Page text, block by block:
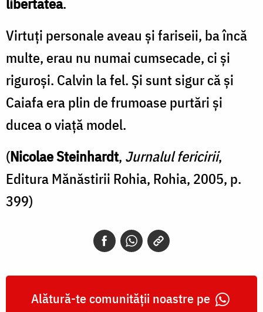
Virtuți personale aveau și fariseii, ba încă
multe, erau nu numai cumsecade, ci și
riguroși. Calvin la fel. Și sunt sigur că și
Caiafa era plin de frumoase purtări și
ducea o viață model.
(Nicolae Steinhardt, Jurnalul fericirii,
Editura Mănăstirii Rohia, Rohia, 2005, p.
399)
Alătură-te comunității noastre pe